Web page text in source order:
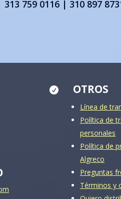
313 759 0116 | 310 897
 OTROS
Línea de
Política de
personales
Política de
Algreco
Preguntas
Términos y